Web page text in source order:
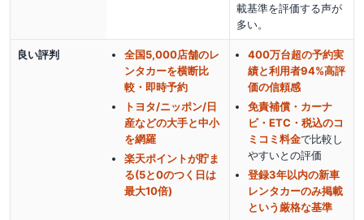
載基準を評価する声が
多い。
良い評判
全国5,000店舗のレ
ンタカーを横断比
較・即時予約
トヨタ/ニッポン/日
産などの大手と中小
を網羅
楽天ポイントが貯ま
る(5と0のつく日は
最大10倍)
400万台超の予約実
績と利用者94%高評
価の信頼感
免責補償・カーナ
ビ・ETC・税込のコ
ミコミ料金で比較し
やすいとの評価
登録3年以内の新車
レンタカーのみ掲載
という厳格な基準